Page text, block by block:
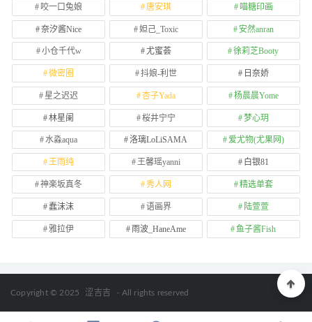
咬一口兔娘 唐安琪 喵糖印画
奈汐酱Nice 妲己_Toxic 安然anran
小仓千代w 尤蜜荟 徐莉芝Booty
微密圈 抖娘-利世 日奈娇
星之迟迟 杏子Yada 杨晨晨Yome
林星阑 桜井宁宁 梦心玥
水淼aqua 洛璃LoLiSAMA 爱尤物(尤果网)
王雨纯 王馨瑶yanni 白银81
神楽坂真冬 秀人网 精选单套
蠢沫沫 语画界 陆萱萱
雅拉伊 雨波_HaneAme 鱼子酱Fish
Copyright © 2025 涩吉吉 - All rights reserved